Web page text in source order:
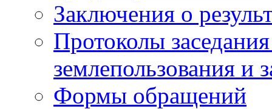
Заключения о
Протоколы
землепользования и
Формы обращений